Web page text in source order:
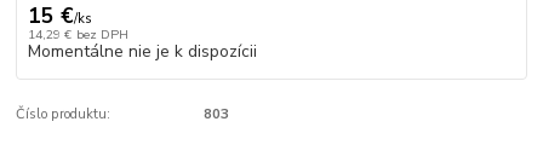
15 €/ks
14,29 € bez DPH
Momentálne nie je k dispozícii
Číslo produktu: 803